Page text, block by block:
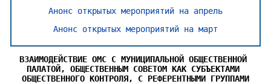
Анонс открытых мероприятий на апрель
Анонс открытых мероприятий на март
ВЗАИМОДЕЙСТВИЕ ОМС С МУНИЦИПАЛЬНОЙ ОБЩЕСТВЕННОЙ
ПАЛАТОЙ, ОБЩЕСТВЕННЫМ СОВЕТОМ КАК СУБЪЕКТАМИ
ОБЩЕСТВЕННОГО КОНТРОЛЯ, С РЕФЕРЕНТНЫМИ ГРУППАМИ